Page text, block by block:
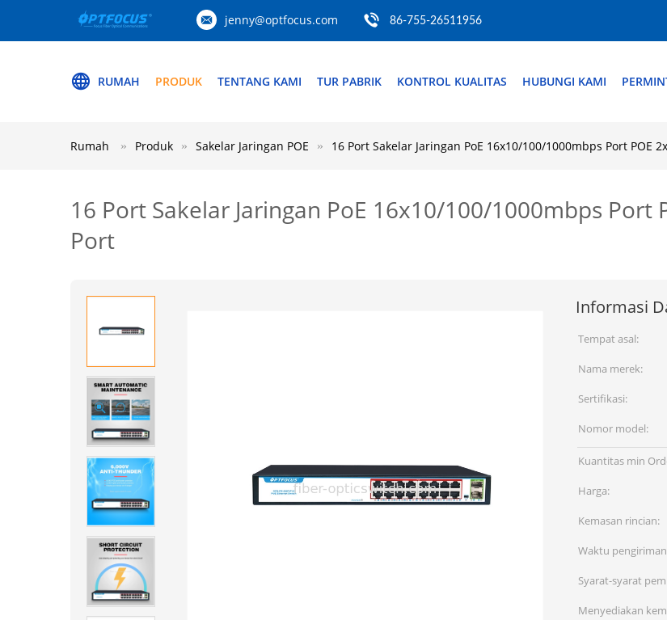
jenny@optfocus.com 86-755-26511956
RUMAH PRODUK TENTANG KAMI TUR PABRIK KONTROL KUALITAS HUBUNGI KAMI
Rumah Produk Sakelar Jaringan POE 16 Port Sakelar Jaringan PoE 16x10/100/1000mbps Port POE
16 Port Sakelar Jaringan PoE 16x10/100/1000mbps Port
Port
Informasi
Tempat asal:
Nama merek:
Sertifikasi:
Nomor model:
Kuantitas min
Harga:
Kemasan rincian:
Waktu
Syarat-syarat
Menyediakan